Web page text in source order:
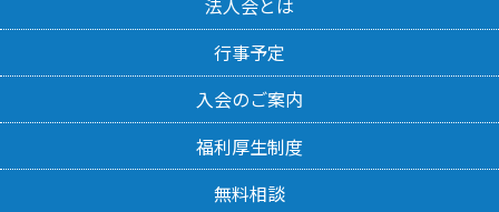
法人会とは
行事予定
入会のご案内
福利厚生制度
無料相談